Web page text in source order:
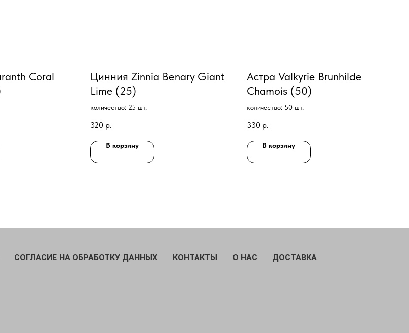
Coral
Цинния Zinnia Benary Giant
Lime (25)
количество: 25 шт.
320 р.
В корзину
Астра Valkyrie Brunhilde
Chamois (50)
количество: 50 шт.
330 р.
В корзину
СОГЛАСИЕ НА ОБРАБОТКУ ДАННЫХ КОНТАКТЫ О НАС ДОСТАВКА